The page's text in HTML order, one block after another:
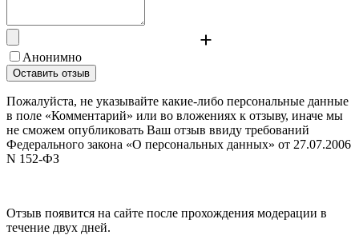
Анонимно
Оставить отзыв
Пожалуйста, не указывайте какие-либо персональные данные
в поле «Комментарий» или во вложениях к отзыву, иначе мы
не сможем опубликовать Ваш отзыв ввиду требований
Федерального закона «О персональных данных» от 27.07.2006
N 152-ФЗ
Отзыв появится на сайте после прохождения модерации в
течение двух дней.